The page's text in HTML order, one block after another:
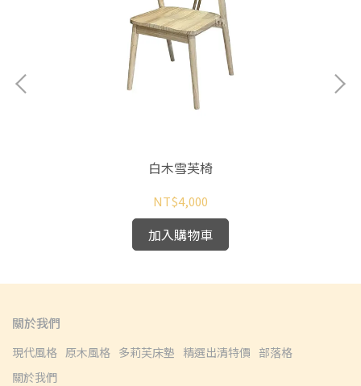
白木雪芙椅
NT$4,000
加入購物車
關於我們
現代風格 原木風格 多莉芙床墊 精選出清特價 部落格
關於我們